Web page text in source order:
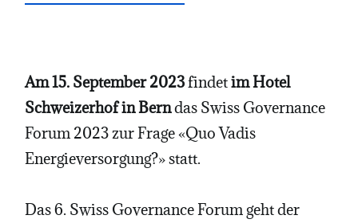
Am 15. September 2023findetim Hotel
Schweizerhof in Berndas Swiss Governance
Forum 2023 zur Frage «Quo Vadis
Energieversorgung?» statt.
Das 6. Swiss Governance Forum geht der